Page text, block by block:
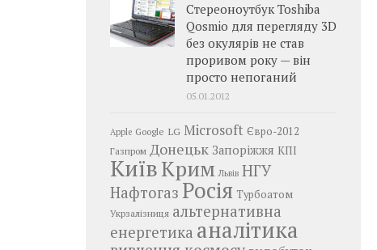
Стереоноутбук Toshiba
Qosmio для перегляду 3D
без окулярів не став
проривом року — він
просто непоганий
05.01.2012
Apple Google LG Microsoft Євро-2012
Газпром Донецьк Запоріжжя КПІ
КиївКрим Львів НГУ
Нафтогаз Росія Турбоатом
Укрзалізниця альтернативна
енергетика аналітика